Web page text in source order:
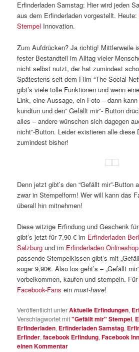
Erfinderladen Samstag: Hier wird jeden
aus dem Erfinderladen vorgestellt. Heute:
Stempel Innovation.
Zum Aufdrücken? Ja richtig! Mittlerweile
fester Bestandteil im Alltag vieler
nicht selbst nutzt, der hat zumindest
Spätestens seit dem Film “The Social
gibt’s viele tolle Funktionen und wenn
Link, eine Aussage, ein Foto – dann
kundtun und den” Gefällt mir”- Button
alles – andere wünschen sich dagegen
nicht”-Button. Leider existieren alle diese
zumindest bisher!
Denn jetzt gibt’s den “Gefällt mir”-Button
zwar in Stempelform! Wer will kann das
überall hin mitnehmen!
Diese witzige Erfindung und Geschenk
gibt’s jetzt für 7,90 € im Erfinderladen
Salzburg und im Erfinderladen Onlineshop
passende Stempelkissen gibt’s mit
sogar 9,90€. Also los geht’s – „Gefällt
vorbeikommen, kaufen und stempeln. Für
Facebook-Fans einmust-have!
Veröffentlicht unterAktuelle Erfindungen,
Verschlagwortet mit"Gefällt mir" Stempel,
Erfinderladen, Erfinderladen Samstag,
Erfinder,facebook Erfindung,Facebook
einen Kommentar